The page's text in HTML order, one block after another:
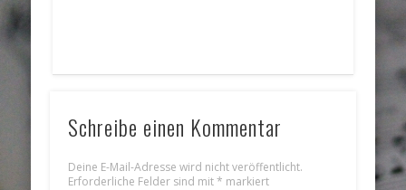
Schreibe einen Kommentar
Deine E-Mail-Adresse wird nicht veröffentlicht.
Erforderliche Felder sind mit* markiert